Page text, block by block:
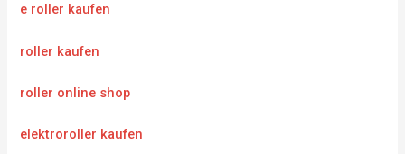
e roller kaufen
roller kaufen
roller online shop
elektroroller kaufen